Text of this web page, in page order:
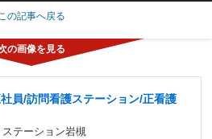
この記事へ戻る
員/訪問看護ステーション/正看護
テーション岩槻